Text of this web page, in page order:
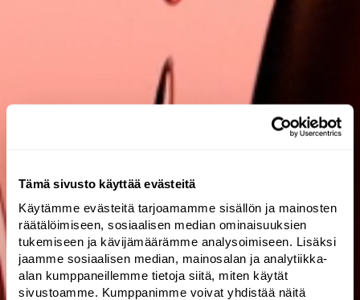
Tämä sivusto käyttää evästeitä
Käytämme evästeitä tarjoamamme sisällön ja mainosten
räätälöimiseen, sosiaalisen median ominaisuuksien
tukemiseen ja kävijämäärämme analysoimiseen. Lisäksi
jaamme sosiaalisen median, mainosalan ja analytiikka-
alan kumppaneillemme tietoja siitä, miten käytät
sivustoamme. Kumppanimme voivat yhdistää näitä